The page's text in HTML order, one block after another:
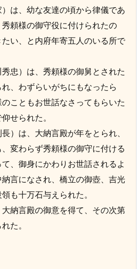
は、幼な友達の頃から律儀であ
頼様の御守役に付けられたの
い、と内府年寄五人のいる所で
忠）は、秀頼様の御舅とされた
、わずらいがちにもなったら
こともお世話なさってもらいた
せられた。
）は、大納言殿が年をとられ、
変わらず秀頼様の御守に付ける
、御身にかわりお世話されるよ
言になされ、橋立の御壺、吉光
も十万石与えられた。
納言殿の御意を得て、その次第
た。